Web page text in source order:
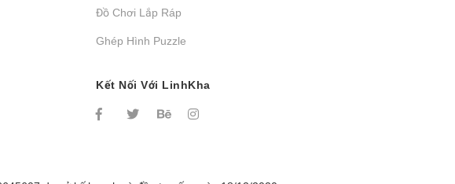
Đồ Chơi Lắp Ráp
Ghép Hình Puzzle
Kết Nối Với LinhKha